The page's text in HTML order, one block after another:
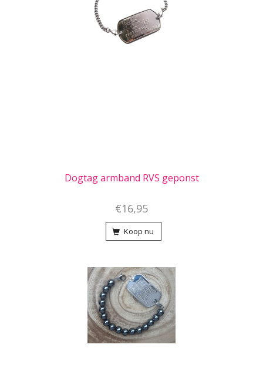
Dogtag armband RVS geponst
€16,95
Koop nu